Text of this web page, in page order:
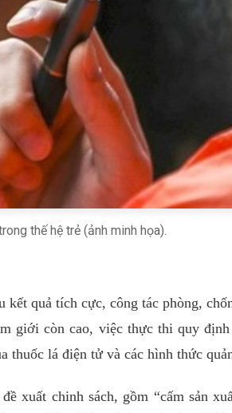
thế hệ trẻ (ảnh minh họa).
kết quả tích cực, công tác phòng,
giới còn cao, việc thực thi quy
thuốc lá điện tử và các hình thức
xuất chinh sách, gồm “cấm sản